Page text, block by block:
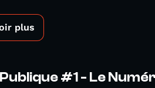
plus
#1 - Le